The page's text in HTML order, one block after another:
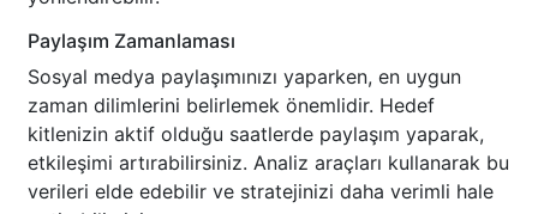
Paylaşım Zamanlaması
Sosyal medya paylaşımınızı yaparken, en uygun
zaman dilimlerini belirlemek önemlidir. Hedef
kitlenizin aktif olduğu saatlerde paylaşım yaparak,
etkileşimi artırabilirsiniz. Analiz araçları kullanarak bu
verileri elde edebilir ve stratejinizi daha verimli hale